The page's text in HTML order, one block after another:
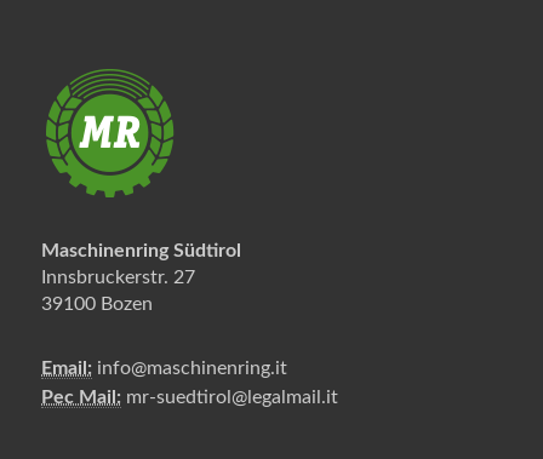
Maschinenring Südtirol
Innsbruckerstr. 27
39100 Bozen
Email: info@maschinenring.it
Pec Mail: mr-suedtirol@legalmail.it